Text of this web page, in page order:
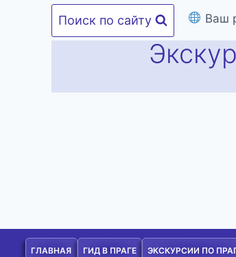
Поиск по сайту Ваш
ГЛАВНАЯ ГИД В ПРАГЕ ЭКСКУРСИИ ПО